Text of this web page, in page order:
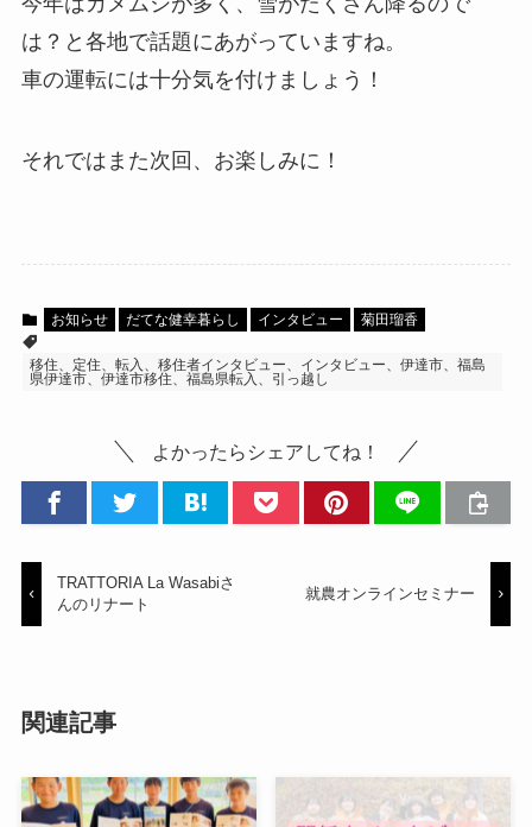
は？と各地で話題にあがっていますね。
車の運転には十分気を付けましょう！
それではまた次回、お楽しみに！
お知らせ だてな健幸暮らし インタビュー 菊田瑠香
移住、定住、転入、移住者インタビュー、インタビュー、伊達市、福島
県伊達市、伊達市移住、福島県転入、引っ越し
よかったらシェアしてね！
TRATTORIA La Wasabiさ
んのリナート
就農オンラインセミナー
関連記事